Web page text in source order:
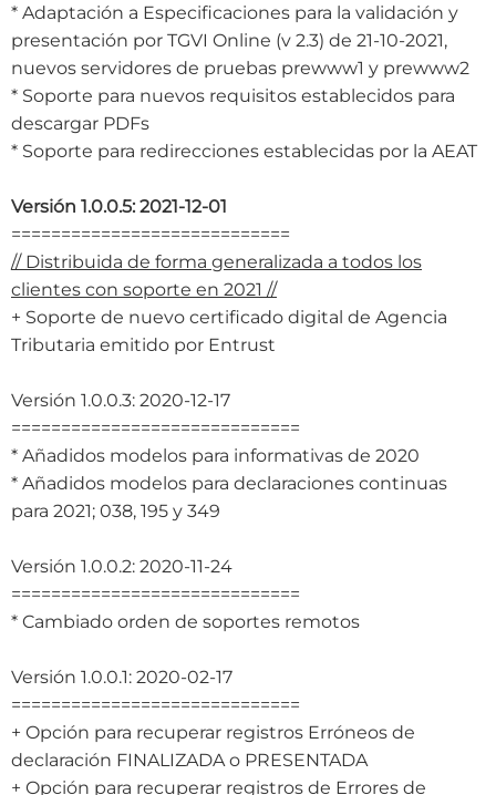
* Adaptación a Especificaciones para la validación y
presentación por TGVI Online (v 2.3) de 21-10-2021,
nuevos servidores de pruebas prewww1 y prewww2
* Soporte para nuevos requisitos establecidos para
descargar PDFs
* Soporte para redirecciones establecidas por la AEAT
Versión 1.0.0.5: 2021-12-01
============================
// Distribuida de forma generalizada a todos los
clientes con soporte en 2021 //
+ Soporte de nuevo certificado digital de Agencia
Tributaria emitido por Entrust
Versión 1.0.0.3: 2020-12-17
=============================
* Añadidos modelos para informativas de 2020
* Añadidos modelos para declaraciones continuas
para 2021; 038, 195 y 349
Versión 1.0.0.2: 2020-11-24
=============================
* Cambiado orden de soportes remotos
Versión 1.0.0.1: 2020-02-17
=============================
+ Opción para recuperar registros Erróneos de
declaración FINALIZADA o PRESENTADA
+ Opción para recuperar registros de Errores de